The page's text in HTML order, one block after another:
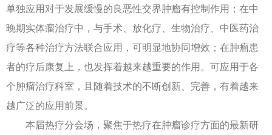
单独应用对于发展缓慢的良恶性交界肿瘤有控制作用；在中
晚期实体瘤治疗中，与手术、放化疗、生物治疗、中医药治
疗等各种治疗方法联合应用，可明显地协同增效；在肿瘤患
者的疗后康复上，也发挥着越来越重要的作用。可应用于各
个肿瘤治疗科室，且随着技术的不断创新、完善，有着越来
越广泛的应用前景。
本届热疗分会场，聚焦于热疗在肿瘤诊疗方面的最新研